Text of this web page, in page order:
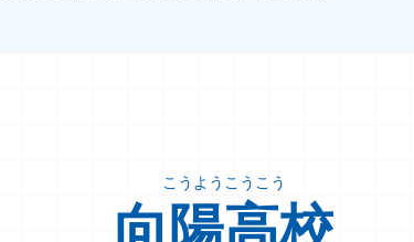
こうようこうこう
向陽高校